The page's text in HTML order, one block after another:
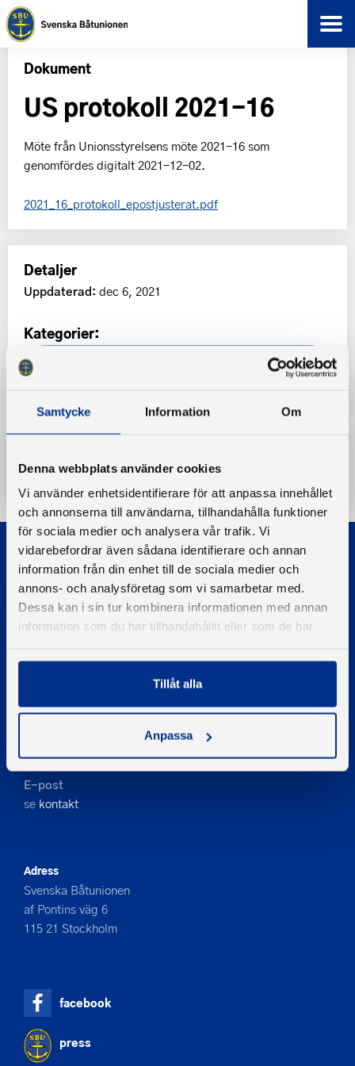
Samtycke Information Om
Denna webbplats använder cookies
Vi använder enhetsidentifierare för att anpassa innehållet
och annonserna till användarna, tillhandahålla funktioner
för sociala medier och analysera vår trafik. Vi
vidarebefordrar även sådana identifierare och annan
information från din enhet till de sociala medier och
annons- och analysföretag som vi samarbetar med.
Dessa kan i sin tur kombinera informationen med annan
information som du har tillhandahållit eller som de har
Tillåt alla
Anpassa
Dokument
US protokoll 2021-16
Möte från Unionsstyrelsens möte 2021-16 som
genomfördes digitalt 2021-12-02.
2021_16_protokoll_epostjusterat.pdf
Detaljer
Uppdaterad: dec 6, 2021
Kategorier:
Arkiverade dokument och handlingar
Ladda ner
© 2026 - Svenska Båtunionen
E-post
se kontakt
Adress
Svenska Båtunionen
af Pontins väg 6
115 21 Stockholm
facebook
press